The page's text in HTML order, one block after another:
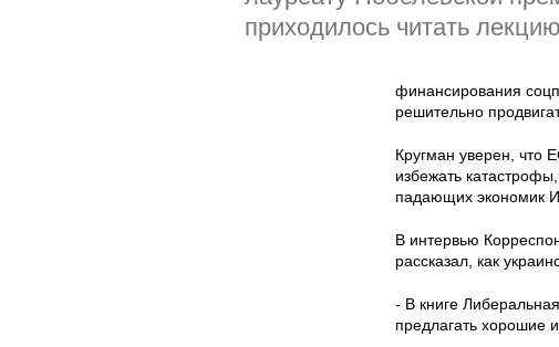
приходилось читать
финансирования
решительно
Кругман уверен, что
избежать
падающих экономик
В интервью
рассказал, как
- В книге
предлагать хорошие